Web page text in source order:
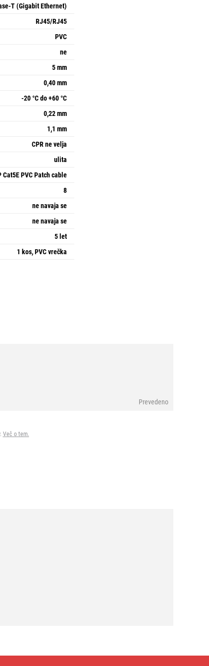
T (Gigabit Ethernet)
RJ45/RJ45
PVC
ne
5 mm
0,40 mm
-20 °C do +60 °C
0,22 mm
1,1 mm
CPR ne velja
ulita
Cat5E PVC Patch cable
8
ne navaja se
ne navaja se
5 let
1 kos, PVC vrečka
Prevedeno
Več o tem.